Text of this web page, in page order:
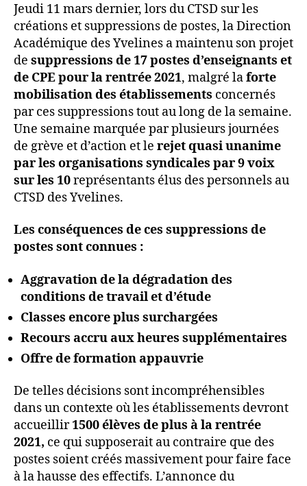
Jeudi 11 mars dernier, lors du CTSD sur les
créations et suppressions de postes, la Direction
Académique des Yvelines a maintenu son projet
de suppressions de 17 postes d’enseignants et
de CPE pour la rentrée 2021, malgré laforte
mobilisation des établissements concernés
par ces suppressions tout au long de la semaine.
Une semaine marquée par plusieurs journées
de grève et d’action et le rejet quasi unanime
par les organisations syndicales par 9 voix
sur les 10représentants élus des personnels au
CTSD des Yvelines.
Les conséquences de ces suppressions de
postes sont connues :
Aggravation de la dégradation des
conditions de travail et d’étude
Classes encore plus surchargées
Recours accru aux heures supplémentaires
Offre de formation appauvrie
De telles décisions sont incompréhensibles
dans un contexte où les établissements devront
accueillir1500 élèves de plus à la rentrée
2021, ce qui supposerait au contraire que des
postes soient créés massivement pour faire face
à la hausse des effectifs. L’annonce du